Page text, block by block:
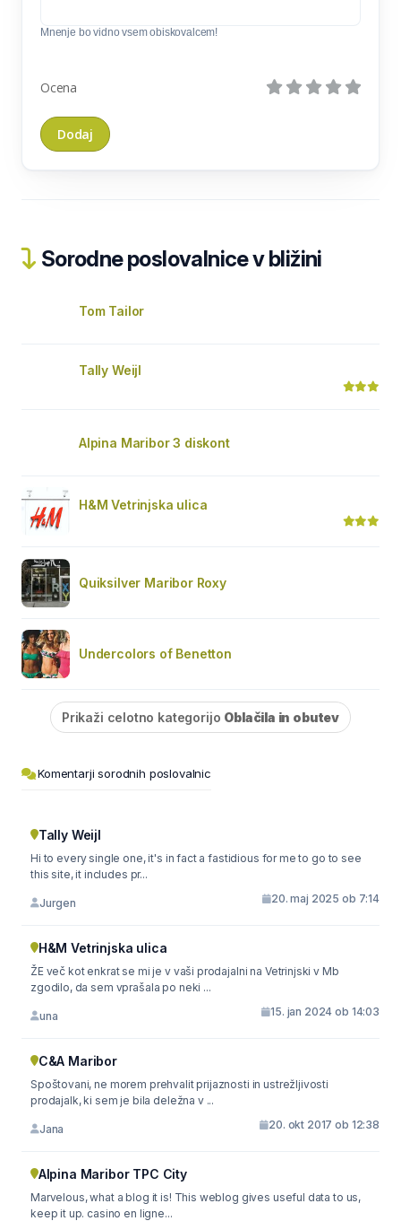
Mnenje bo vidno vsem obiskovalcem!
Ocena
Sorodne poslovalnice v bližini
Tom Tailor
Tally Weijl
Alpina Maribor 3 diskont
H&M Vetrinjska ulica
Quiksilver Maribor Roxy
Undercolors of Benetton
Prikaži celotno kategorijo Oblačila in obutev
Komentarji sorodnih poslovalnic
Tally Weijl
Hi to every single one, it's in fact a fastidious for me to go to see
this site, it includes pr...
Jurgen 20. maj 2025 ob 7:14
H&M Vetrinjska ulica
ŽE več kot enkrat se mi je v vaši prodajalni na Vetrinjski v Mb
zgodilo, da sem vprašala po neki ...
una 15. jan 2024 ob 14:03
C&A Maribor
Spoštovani, ne morem prehvalit prijaznosti in ustrežljivosti
prodajalk, ki sem je bila deležna v ...
Jana 20. okt 2017 ob 12:38
Alpina Maribor TPC City
Marvelous, what a blog it is! This weblog gives useful data to us,
keep it up. casino en ligne...